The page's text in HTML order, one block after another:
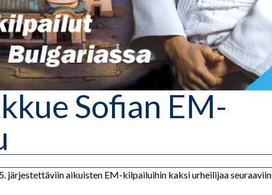
Sofian EM-
järjestettäviin aikuisten EM-kilpailuihin kaksi urheilijaa seuraaviin